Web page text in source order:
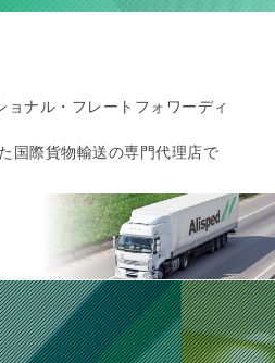
ナル・フレートフォワーディ
国際貨物輸送の専門代理店で